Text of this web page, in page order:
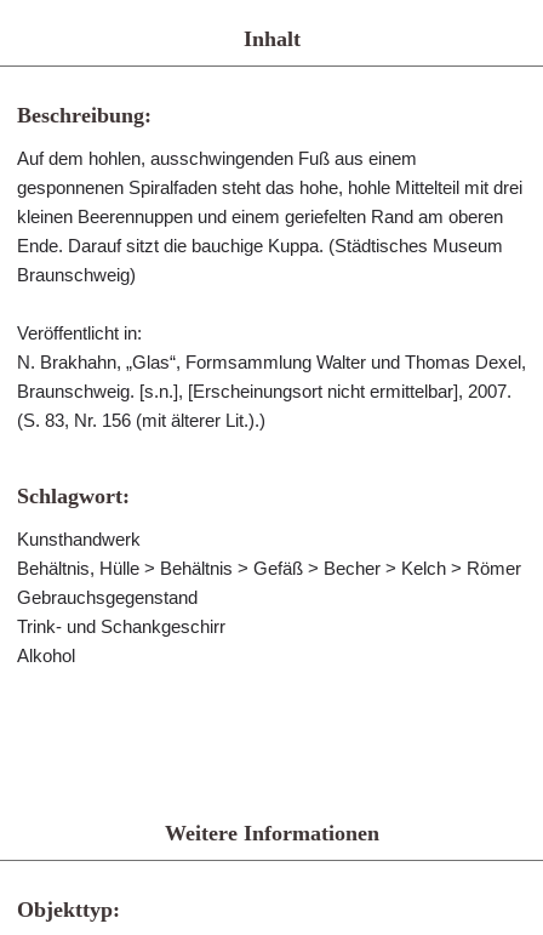
Inhalt
Beschreibung:
Auf dem hohlen, ausschwingenden Fuß aus einem
gesponnenen Spiralfaden steht das hohe, hohle Mittelteil mit drei
kleinen Beerennuppen und einem geriefelten Rand am oberen
Ende. Darauf sitzt die bauchige Kuppa. (Städtisches Museum
Braunschweig)
Veröffentlicht in:
N. Brakhahn, „Glas“, Formsammlung Walter und Thomas Dexel,
Braunschweig. [s.n.], [Erscheinungsort nicht ermittelbar], 2007.
(S. 83, Nr. 156 (mit älterer Lit.).)
Schlagwort:
Kunsthandwerk
Behältnis, Hülle > Behältnis > Gefäß > Becher > Kelch > Römer
Gebrauchsgegenstand
Trink- und Schankgeschirr
Alkohol
Weitere Informationen
Objekttyp: